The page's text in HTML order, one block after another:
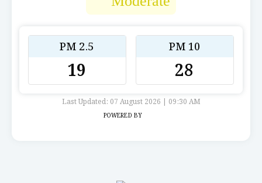
PM 2.5
19
PM 10
28
Last Updated: 07 August 2026 | 09:30 AM
POWERED BY